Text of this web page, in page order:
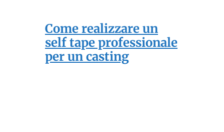
Come realizzare un
self tape professionale
per un casting